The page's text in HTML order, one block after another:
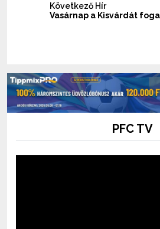
Következő Hír
Vasárnap a Kisvárdát
PFC TV